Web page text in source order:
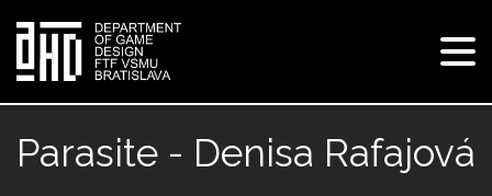
mainParasite - Denisa Rafajová